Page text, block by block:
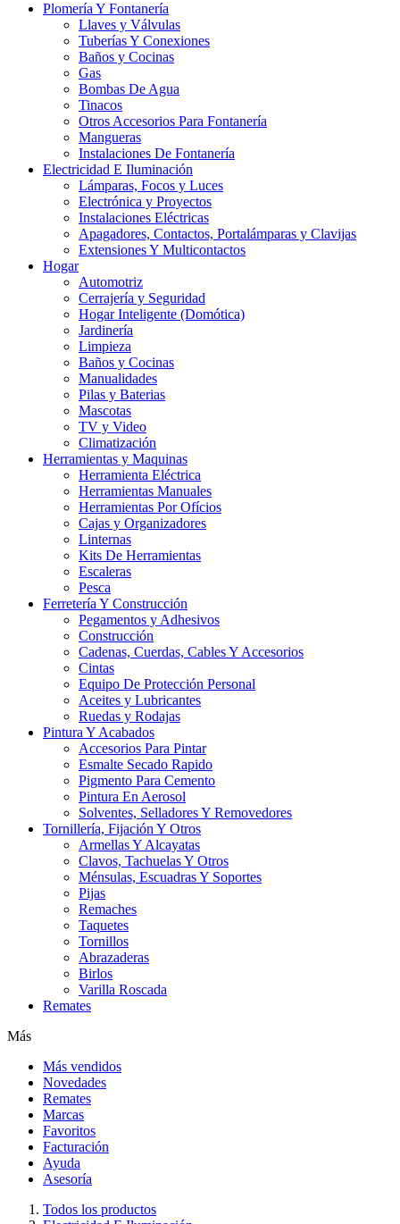
Plomería Y Fontanería
Llaves y Válvulas
Tuberías Y Conexiones
Baños y Cocinas
Gas
Bombas De Agua
Tinacos
Otros Accesorios Para Fontanería
Mangueras
Instalaciones De Fontanería
Electricidad E Iluminación
Lámparas, Focos y Luces
Electrónica y Proyectos
Instalaciones Eléctricas
Apagadores, Contactos, Portalámparas y Clavijas
Extensiones Y Multicontactos
Hogar
Automotriz
Cerrajería y Seguridad
Hogar Inteligente (Domótica)
Jardinería
Limpieza
Baños y Cocinas
Manualidades
Pilas y Baterias
Mascotas
TV y Video
Climatización
Herramientas y Maquinas
Herramienta Eléctrica
Herramientas Manuales
Herramientas Por Ofícios
Cajas y Organizadores
Linternas
Kits De Herramientas
Escaleras
Pesca
Ferretería Y Construcción
Pegamentos y Adhesivos
Construcción
Cadenas, Cuerdas, Cables Y Accesorios
Cintas
Equipo De Protección Personal
Aceites y Lubricantes
Ruedas y Rodajas
Pintura Y Acabados
Accesorios Para Pintar
Esmalte Secado Rapido
Pigmento Para Cemento
Pintura En Aerosol
Solventes, Selladores Y Removedores
Tornillería, Fijación Y Otros
Armellas Y Alcayatas
Clavos, Tachuelas Y Otros
Ménsulas, Escuadras Y Soportes
Pijas
Remaches
Taquetes
Tornillos
Abrazaderas
Birlos
Varilla Roscada
Remates
Más
Más vendidos
Novedades
Remates
Marcas
Favoritos
Facturación
Ayuda
Asesoría
Todos los productos